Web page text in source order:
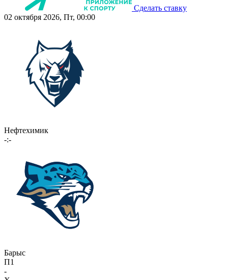
Сделать ставку
02 октября 2026, Пт, 00:00
Нефтехимик
-:-
Барыс
П1
-